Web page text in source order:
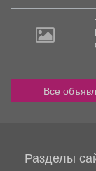
Все
Разделы